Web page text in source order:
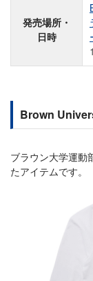
発売場所・
日時
Brown
ブラウン大学運動
たアイテムです。